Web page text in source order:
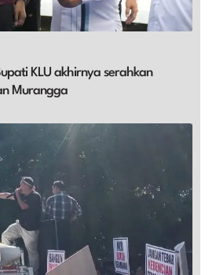
KLU akhirnya serahkan
Murangga